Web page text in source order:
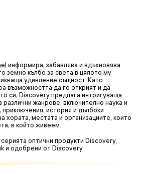
информира, забавлява и вдъхновява
земно кълбо за света в цялото му
удивление същност. Като
възможността да го открият и да
си, Discovery предлага интригуваща
различни жанрове, включително наука и
приключения, история и дълбоки
хората, местата и организациите, които
в който живеем.
оптични продукти Discovery,
и одобрени от Discovery.